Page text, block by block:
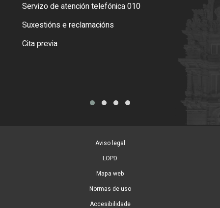
Servizo de atención telefónica 010
Suxestións e reclamacións
Cita previa
Aviso legal
LOPD
Mapa web
Normas de uso
Accesibilidade